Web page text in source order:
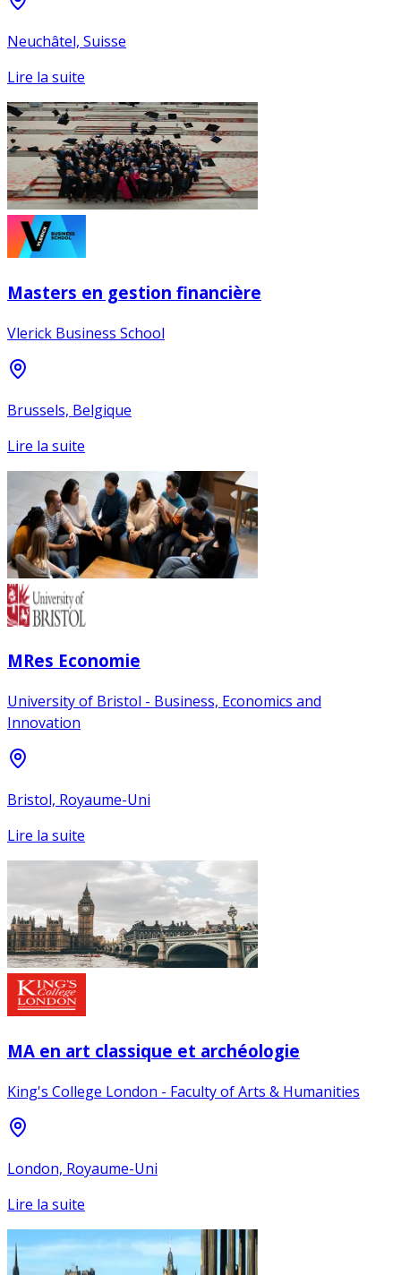
Neuchâtel, Suisse
Lire la suite
Masters en gestion financière
Vlerick Business School
Brussels, Belgique
Lire la suite
MRes Economie
University of Bristol - Business, Economics and
Innovation
Bristol, Royaume-Uni
Lire la suite
MA en art classique et archéologie
King's College London - Faculty of Arts & Humanities
London, Royaume-Uni
Lire la suite